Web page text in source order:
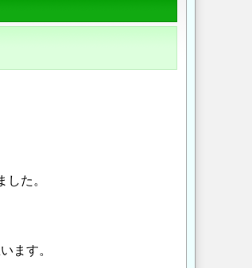
た。
ます。